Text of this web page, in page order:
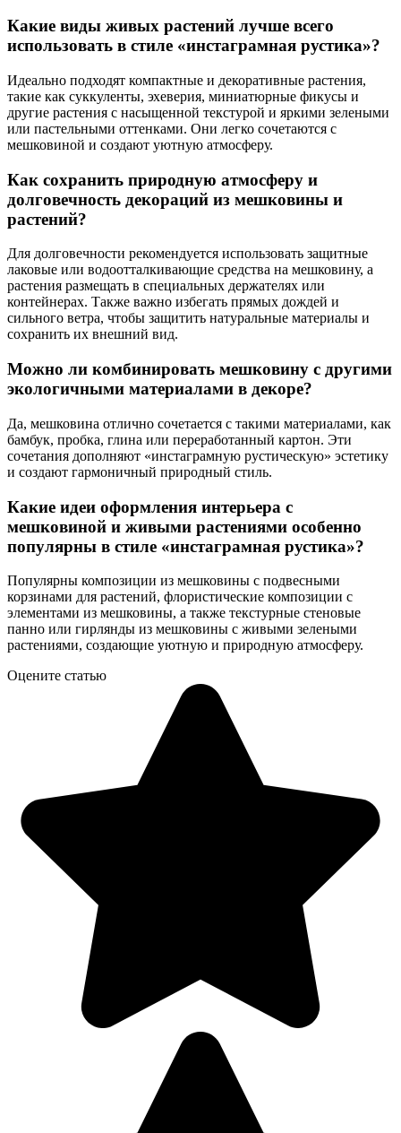
Какие виды живых растений лучше всего
использовать в стиле «инстаграмная рустика»?
Идеально подходят компактные и декоративные растения,
такие как суккуленты, эхеверия, миниатюрные фикусы и
другие растения с насыщенной текстурой и яркими зелеными
или пастельными оттенками. Они легко сочетаются с
мешковиной и создают уютную атмосферу.
Как сохранить природную атмосферу и
долговечность декораций из мешковины и
растений?
Для долговечности рекомендуется использовать защитные
лаковые или водоотталкивающие средства на мешковину, а
растения размещать в специальных держателях или
контейнерах. Также важно избегать прямых дождей и
сильного ветра, чтобы защитить натуральные материалы и
сохранить их внешний вид.
Можно ли комбинировать мешковину с другими
экологичными материалами в декоре?
Да, мешковина отлично сочетается с такими материалами, как
бамбук, пробка, глина или переработанный картон. Эти
сочетания дополняют «инстаграмную рустическую» эстетику
и создают гармоничный природный стиль.
Какие идеи оформления интерьера с
мешковиной и живыми растениями особенно
популярны в стиле «инстаграмная рустика»?
Популярны композиции из мешковины с подвесными
корзинами для растений, флористические композиции с
элементами из мешковины, а также текстурные стеновые
панно или гирлянды из мешковины с живыми зелеными
растениями, создающие уютную и природную атмосферу.
Оцените статью